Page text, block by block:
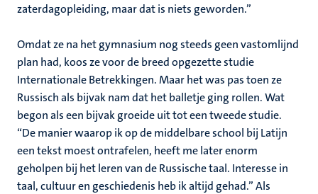
zaterdagopleiding, maar dat is niets geworden.”
Omdat ze na het gymnasium nog steeds geen vastomlijnd
plan had, koos ze voor de breed opgezette studie
Internationale Betrekkingen. Maar het was pas toen ze
Russisch als bijvak nam dat het balletje ging rollen. Wat
begon als een bijvak groeide uit tot een tweede studie.
“De manier waarop ik op de middelbare school bij Latijn
een tekst moest ontrafelen, heeft me later enorm
geholpen bij het leren van de Russische taal. Interesse in
taal, cultuur en geschiedenis heb ik altijd gehad.” Als